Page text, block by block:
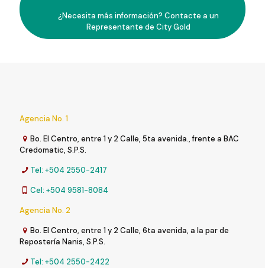
¿Necesita más información? Contacte a un
Representante de City Gold
Agencia No. 1
Bo. El Centro, entre 1 y 2 Calle, 5ta avenida., frente a BAC
Credomatic, S.P.S.
Tel: +504 2550-2417
Cel: +504 9581-8084
Agencia No. 2
Bo. El Centro, entre 1 y 2 Calle, 6ta avenida, a la par de
Repostería Nanis, S.P.S.
Tel: +504 2550-2422